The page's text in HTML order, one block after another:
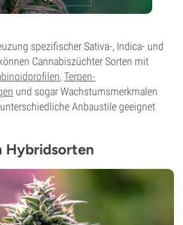
spezifischer Sativa-, Indica- und
Cannabiszüchter Sorten mit
,Terpen-
und sogar Wachstumsmerkmalen
Anbaustile geeignet
Hybridsorten